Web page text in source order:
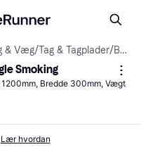
& Væg/Tag & Tagplader/ Bølgede plaststage
Smoking
Bredde 300mm, Vægt
Lær hvordan